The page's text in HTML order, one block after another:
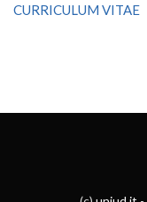
CURRICULUM VITAE